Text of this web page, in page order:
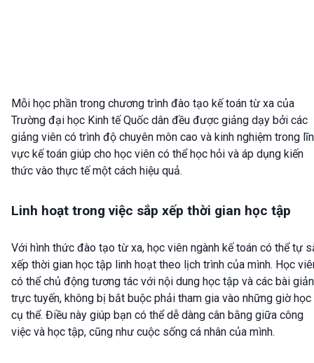
Mỗi học phần trong chương trình đào tạo kế toán từ xa của
Trường đại học Kinh tế Quốc dân đều được giảng dạy bởi các
giảng viên có trình độ chuyên môn cao và kinh nghiệm trong
vực kế toán giúp cho học viên có thể học hỏi và áp dụng kiến
thức vào thực tế một cách hiệu quả.
Linh hoạt trong việc sắp xếp thời gian học tập
Với hình thức đào tạo từ xa, học viên ngành kế toán có thể tự
xếp thời gian học tập linh hoạt theo lịch trình của mình. Học
có thể chủ động tương tác với nội dung học tập và các bài
trực tuyến, không bị bắt buộc phải tham gia vào những giờ học
cụ thể. Điều này giúp bạn có thể dễ dàng cân bằng giữa công
việc và học tập, cũng như cuộc sống cá nhân của mình.